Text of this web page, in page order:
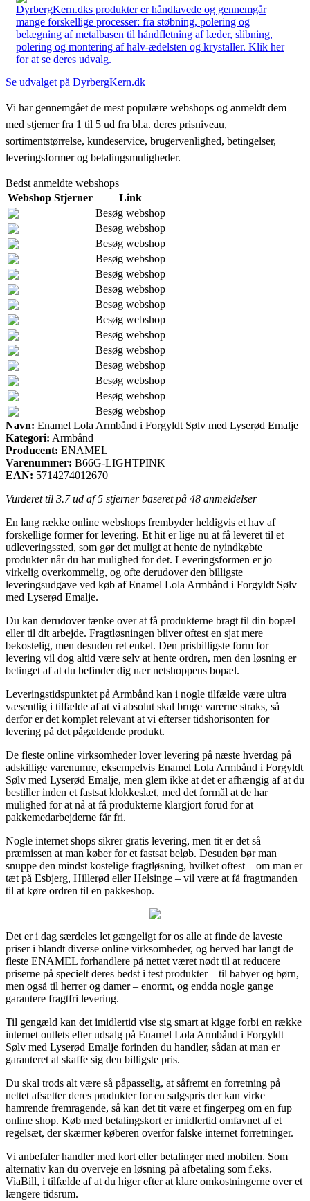
DyrbergKern.dks produkter er håndlavede og gennemgår
mange forskellige processer: fra støbning, polering og
belægning af metalbasen til håndfletning af læder, slibning,
polering og montering af halv-ædelsten og krystaller. Klik her
for at se deres udvalg.
Se udvalget på DyrbergKern.dk
Vi har gennemgået de mest populære webshops og anmeldt dem
med stjerner fra 1 til 5 ud fra bl.a. deres prisniveau,
sortimentstørrelse, kundeservice, brugervenlighed, betingelser,
leveringsformer og betalingsmuligheder.
Bedst anmeldte webshops
Webshop Stjerner
Link
Besøg webshop
Besøg webshop
Besøg webshop
Besøg webshop
Besøg webshop
Besøg webshop
Besøg webshop
Besøg webshop
Besøg webshop
Besøg webshop
Besøg webshop
Besøg webshop
Besøg webshop
Besøg webshop
Navn: Enamel Lola Armbånd i Forgyldt Sølv med Lyserød Emalje
Kategori: Armbånd
Producent: ENAMEL
Varenummer: B66G-LIGHTPINK
EAN: 5714274012670
Vurderet til 3.7ud af 5 stjerner baseret på 48 anmeldelser
En lang række online webshops frembyder heldigvis et hav af
forskellige former for levering. Et hit er lige nu at få leveret til et
udleveringssted, som gør det muligt at hente de nyindkøbte
produkter når du har mulighed for det. Leveringsformen er jo
virkelig overkommelig, og ofte derudover den billigste
leveringsudgave ved køb af Enamel Lola Armbånd i Forgyldt Sølv
med Lyserød Emalje.
Du kan derudover tænke over at få produkterne bragt til din bopæl
eller til dit arbejde. Fragtløsningen bliver oftest en sjat mere
bekostelig, men desuden ret enkel. Den prisbilligste form for
levering vil dog altid være selv at hente ordren, men den løsning er
betinget af at du befinder dig nær netshoppens bopæl.
Leveringstidspunktet på Armbånd kan i nogle tilfælde være ultra
væsentlig i tilfælde af at vi absolut skal bruge varerne straks, så
derfor er det komplet relevant at vi efterser tidshorisonten for
levering på det pågældende produkt.
De fleste online virksomheder lover levering på næste hverdag på
adskillige varenumre, eksempelvis Enamel Lola Armbånd i Forgyldt
Sølv med Lyserød Emalje, men glem ikke at det er afhængig af at du
bestiller inden et fastsat klokkeslæt, med det formål at de har
mulighed for at nå at få produkterne klargjort forud for at
pakkemedarbejderne får fri.
Nogle internet shops sikrer gratis levering, men tit er det så
præmissen at man køber for et fastsat beløb. Desuden bør man
snuppe den mindst kostelige fragtløsning, hvilket oftest – om man er
tæt på Esbjerg, Hillerød eller Helsinge – vil være at få fragtmanden
til at køre ordren til en pakkeshop.
Det er i dag særdeles let gængeligt for os alle at finde de laveste
priser i blandt diverse online virksomheder, og herved har langt de
fleste ENAMEL forhandlere på nettet været nødt til at reducere
priserne på specielt deres bedst i test produkter – til babyer og børn,
men også til herrer og damer – enormt, og endda nogle gange
garantere fragtfri levering.
Til gengæld kan det imidlertid vise sig smart at kigge forbi en række
internet outlets efter udsalg på Enamel Lola Armbånd i Forgyldt
Sølv med Lyserød Emalje forinden du handler, sådan at man er
garanteret at skaffe sig den billigste pris.
Du skal trods alt være så påpasselig, at såfremt en forretning på
nettet afsætter deres produkter for en salgspris der kan virke
hamrende fremragende, så kan det tit være et fingerpeg om en fup
online shop. Køb med betalingskort er imidlertid omfavnet af et
regelsæt, der skærmer køberen overfor falske internet forretninger.
Vi anbefaler handler med kort eller betalinger med mobilen. Som
alternativ kan du overveje en løsning på afbetaling som f.eks.
ViaBill, i tilfælde af at du higer efter at klare omkostningerne over et
længere tidsrum.